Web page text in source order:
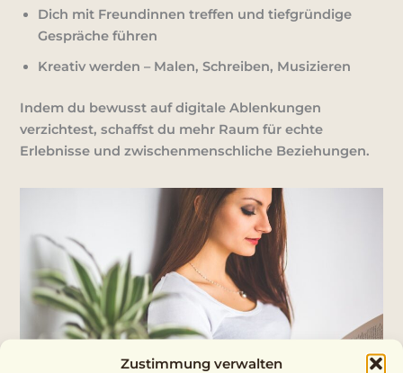
Zustimmung verwalten
Dich mit Freundinnen treffen und tiefgründige
Gespräche führen
Kreativ werden – Malen, Schreiben, Musizieren
Indem du bewusst auf digitale Ablenkungen
verzichtest, schaffst du mehr Raum für echte
Erlebnisse und zwischenmenschliche Beziehungen.